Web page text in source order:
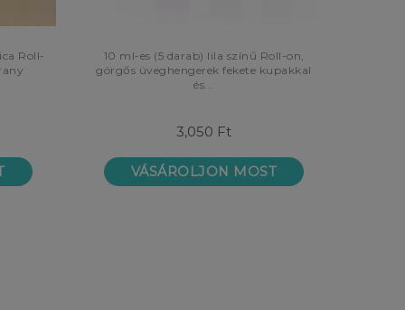
Roll-
10 ml-es (5 darab) lila színű Roll-on,
görgős üveghengerek fekete kupakkal
és...
3,050 Ft
VÁSÁROLJON MOST